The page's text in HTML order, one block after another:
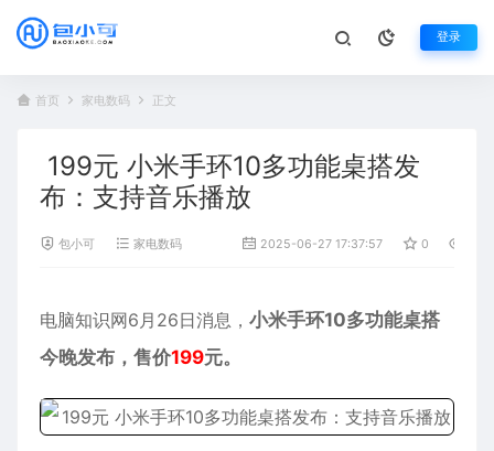
登录
首页 家电数码 正文
199元 小米手环10多功能桌搭发
布：支持音乐播放
包小可 家电数码 2025-06-27 17:37:57 0
电脑知识网6月26日消息， 小米手环10多功能桌搭
今晚发布，售价199元。